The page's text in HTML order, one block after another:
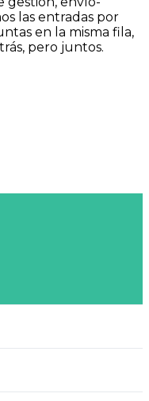
las entradas por
en la misma fila,
pero juntos.